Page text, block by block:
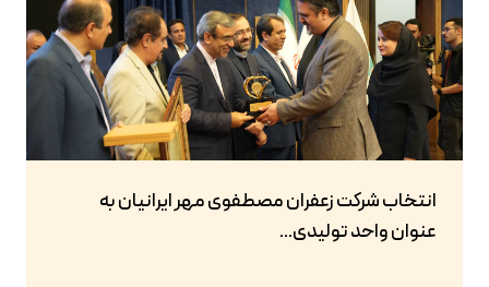
انتخاب شرکت زعفران مصطفوی مهر ایرانیان به
عنوان واحد تولیدی...